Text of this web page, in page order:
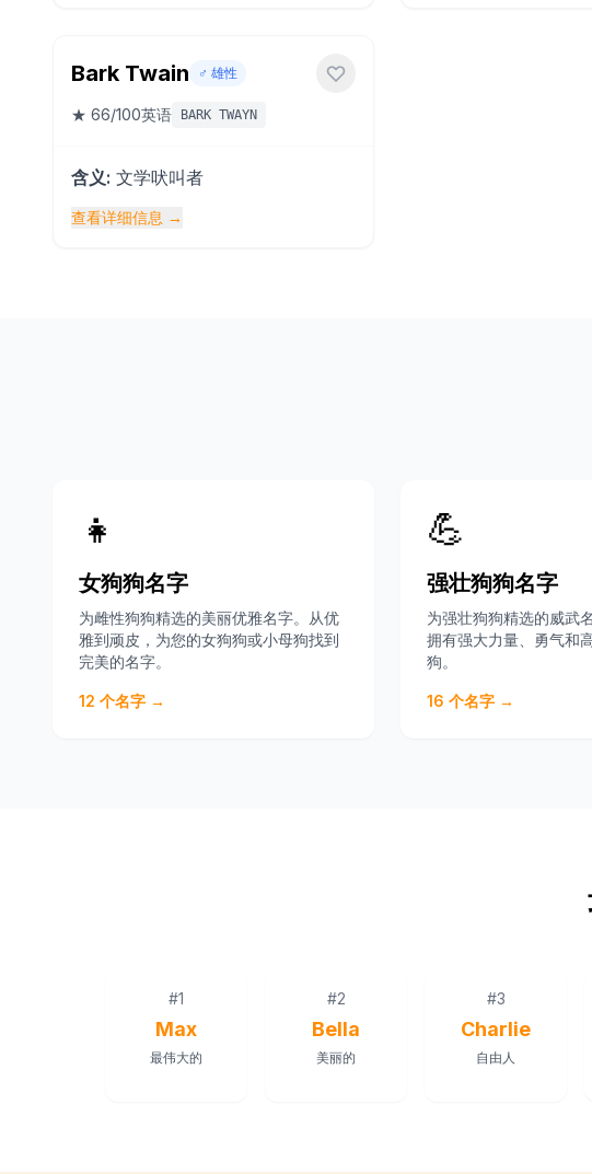
Bark Twain ♂️ 雄性
★ 66/100英语 BARK TWAYN
含义: 文学吠叫者
查看详细信息 →
👧
女狗狗名字
为雌性狗狗精选的美丽优雅名字。从优
雅到顽皮，为您的女狗狗或小母狗找到
完美的名字。
12 个名字 →
💪
强壮狗狗名字
为强壮狗狗精选的威武
拥有强大力量、勇气和
狗。
16 个名字 →
#1
Max
最伟大的
#2
Bella
美丽的
#3
Charlie
自由人